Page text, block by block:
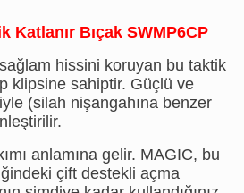
Bıçak SWMP6CP
hissini koruyan bu taktik
klipsine sahiptir. Güçlü ve
(silah nişangahına benzer
anlamına gelir. MAGIC, bu
çift destekli açma